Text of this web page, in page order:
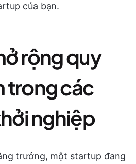
của bạn.
rộng quy
trong các
nghiệp
trưởng, một startup đang